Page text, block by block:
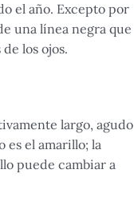
el año. Excepto por
una línea negra que
los ojos.
largo, agudo
es el amarillo; la
puede cambiar a